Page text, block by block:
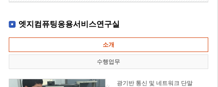
엣지컴퓨팅응용서비스연구실
소개
수행업무
광기반 통신 및 네트워크 단말